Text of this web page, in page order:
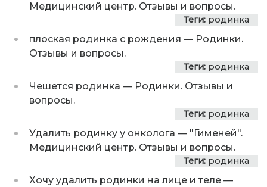
Медицинский центр. Отзывы и вопросы.
Теги: родинка
плоская родинка с рождения — Родинки.
Отзывы и вопросы.
Теги: родинка
Чешется родинка — Родинки. Отзывы и
вопросы.
Теги: родинка
Удалить родинку у онколога — "Гименей".
Медицинский центр. Отзывы и вопросы.
Теги: родинка
Хочу удалить родинки на лице и теле —